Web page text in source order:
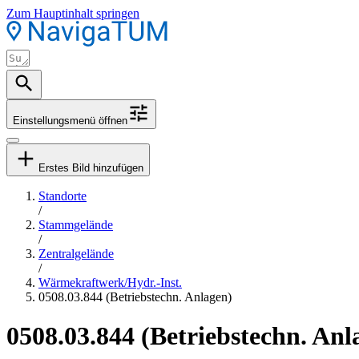
Zum Hauptinhalt springen
Einstellungsmenü öffnen
Erstes Bild hinzufügen
Standorte
/
Stammgelände
/
Zentralgelände
/
Wärmekraftwerk/Hydr.-Inst.
0508.03.844 (Betriebstechn. Anlagen)
0508.03.844 (Betriebstechn.